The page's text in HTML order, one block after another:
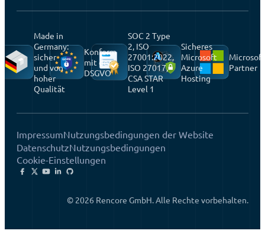
Made in
Germany:
sicher
und von
hoher
Qualität
Konform
mit der
DSGVO
SOC 2 Type
2, ISO
27001:2022,
ISO 27017,
CSA STAR
Level 1
Sicheres
Microsoft
Azure
Hosting
Partner
ImpressumNutzungsbedingungen der Website
DatenschutzNutzungsbedingungen
Cookie-Einstellungen
© 2026 Rencore GmbH. Alle Rechte vorbehalten.